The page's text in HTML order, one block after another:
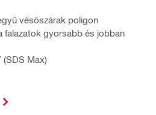
vésőszárak poligon
falazatok gyorsabb és jobban
(SDS Max)